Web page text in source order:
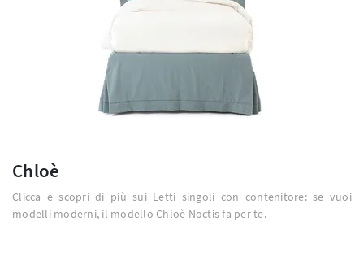
Chloè
Clicca e scopri di più sui Letti singoli con contenitore: se vuoi
modelli moderni, il modello Chloè Noctis fa per te.